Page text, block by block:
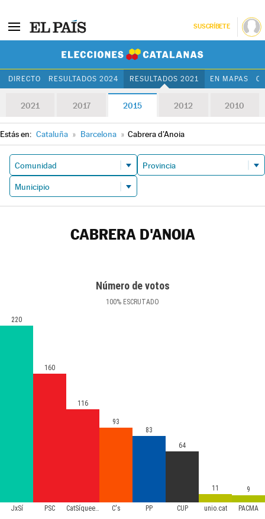
SUSCRÍBETE
DIRECTO RESULTADOS 2024 RESULTADOS 2021 EN MAPAS
2021 2017 2015 2012 2010
Estás en: Cataluña » Barcelona » Cabrera d'Anoia
CABRERA D'ANOIA
Número de votos
100% ESCRUTADO
JxSí PSC CatSíqueesPot C's PP CUP unio.cat PACMA
220
160
116
93
83
64
11 9